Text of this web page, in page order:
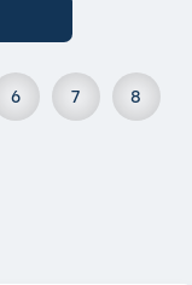
6 7 8